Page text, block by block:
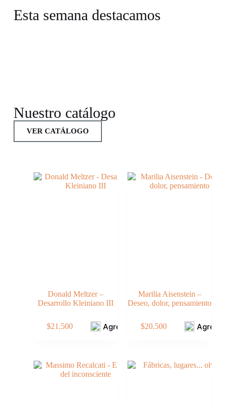
Esta semana destacamos
Nuestro catálogo
VER CATÁLOGO
Donald Meltzer –
Desarrollo Kleiniano III
$21.500 Agregar
Marilia Aisenstein –
Deseo, dolor, pensamiento
$20.500